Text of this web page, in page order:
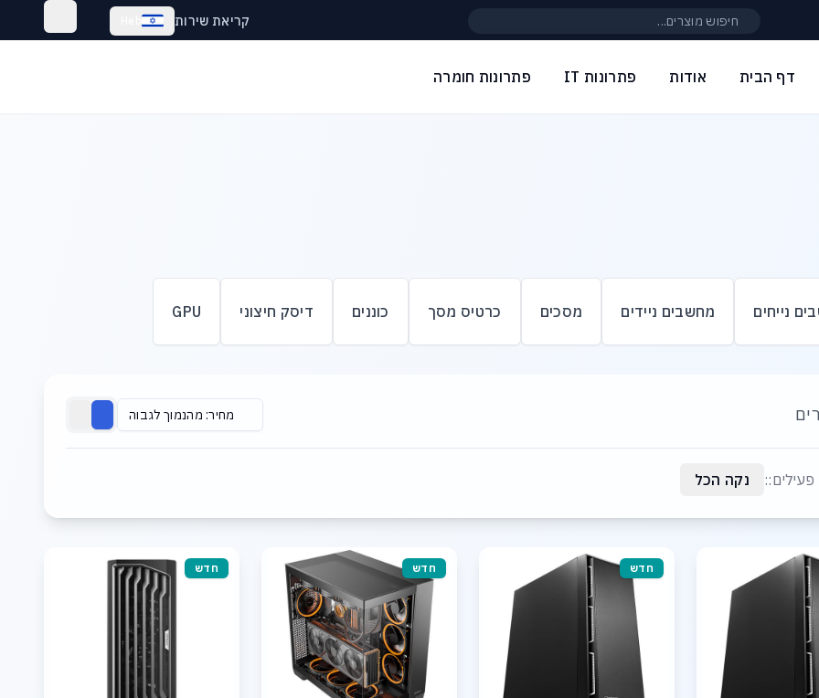
קריאת שירות
פתרונות חומרה פתרונות IT אודות דף הבית
נייחים מחשבים ניידים מסכים כרטיס מסך כוננים דיסק חיצוני GPU
מחיר: מהנמוך לגבוה
נקה הכל
חדש חדש חדש